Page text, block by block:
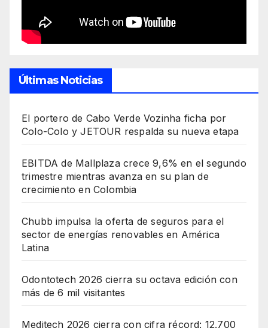
Últimas Noticias
El portero de Cabo Verde Vozinha ficha por
Colo-Colo y JETOUR respalda su nueva etapa
EBITDA de Mallplaza crece 9,6% en el segundo
trimestre mientras avanza en su plan de
crecimiento en Colombia
Chubb impulsa la oferta de seguros para el
sector de energías renovables en América
Latina
Odontotech 2026 cierra su octava edición con
más de 6 mil visitantes
Meditech 2026 cierra con cifra récord: 12.700